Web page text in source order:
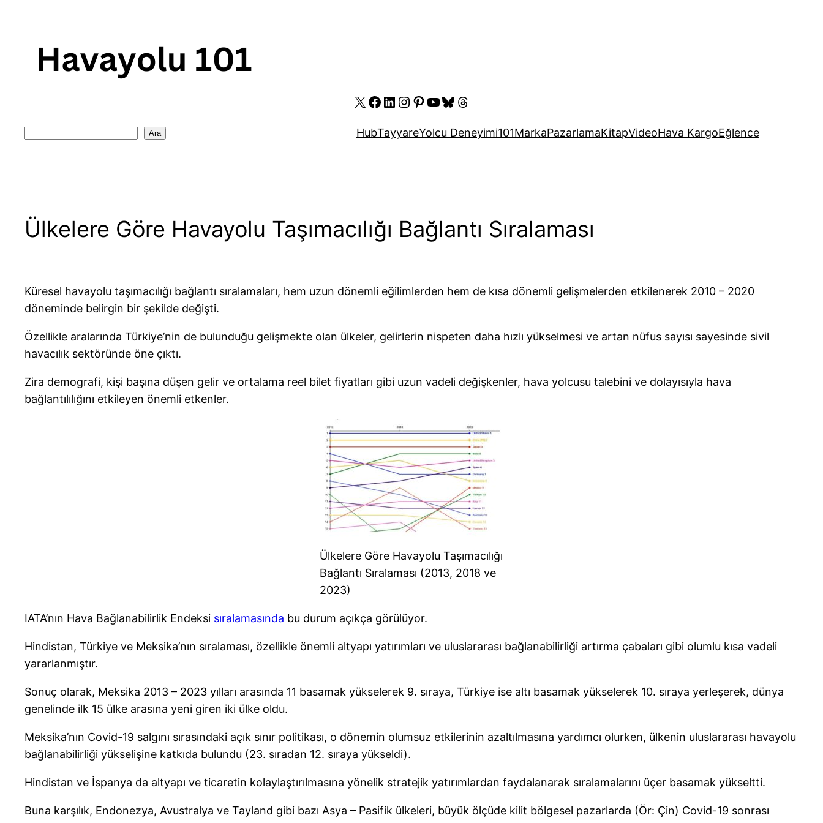
content
X Facebook
LinkedIn
Instagram
Pinterest
YouTube
Bluesky
Threads
Ara HubTayyareYolcu Deneyimi101MarkaPazarlamaKitapVideoHava KargoEğlence
Ülkelere Göre Havayolu Taşımacılığı Bağlantı Sıralaması
Küresel havayolu taşımacılığı bağlantı sıralamaları, hem uzun dönemli eğilimlerden hem de kısa dönemli gelişmelerden etkilenerek 2010 – 2020
döneminde belirgin bir şekilde değişti.
Özellikle aralarında Türkiye’nin de bulunduğu gelişmekte olan ülkeler, gelirlerin nispeten daha hızlı yükselmesi ve artan nüfus sayısı sayesinde sivil
havacılık sektöründe öne çıktı.
Zira demografi, kişi başına düşen gelir ve ortalama reel bilet fiyatları gibi uzun vadeli değişkenler, hava yolcusu talebini ve dolayısıyla hava
bağlantılılığını etkileyen önemli etkenler.
Ülkelere Göre Havayolu Taşımacılığı
Bağlantı Sıralaması (2013, 2018 ve
2023)
IATA’nın Hava Bağlanabilirlik Endeksi sıralamasında bu durum açıkça görülüyor.
Hindistan, Türkiye ve Meksika’nın sıralaması, özellikle önemli altyapı yatırımları ve uluslararası bağlanabilirliği artırma çabaları gibi olumlu kısa vadeli
yararlanmıştır.
Sonuç olarak, Meksika 2013 – 2023 yılları arasında 11 basamak yükselerek 9. sıraya, Türkiye ise altı basamak yükselerek 10. sıraya yerleşerek, dünya
genelinde ilk 15 ülke arasına yeni giren iki ülke oldu.
Meksika’nın Covid-19 salgını sırasındaki açık sınır politikası, o dönemin olumsuz etkilerinin azaltılmasına yardımcı olurken, ülkenin uluslararası havayolu
bağlanabilirliği yükselişine katkıda bulundu (23. sıradan 12. sıraya yükseldi).
Hindistan ve İspanya da altyapı ve ticaretin kolaylaştırılmasına yönelik stratejik yatırımlardan faydalanarak sıralamalarını üçer basamak yükseltti.
Buna karşılık, Endonezya, Avustralya ve Tayland gibi bazı Asya – Pasifik ülkeleri, büyük ölçüde kilit bölgesel pazarlarda (Ör: Çin) Covid-19 sonrası